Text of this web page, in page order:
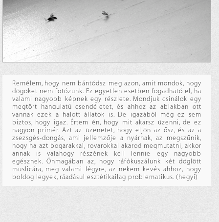
Remélem, hogy nem bántódsz meg azon, amit mondok, hogy
dögöket nem fotózunk. Ez egyetlen esetben fogadható el, ha
valami nagyobb képnek egy részlete. Mondjuk csinálok egy
megtört hangulatú csendéletet, és ahhoz az ablakban ott
vannak ezek a halott állatok is. De igazából még ez sem
biztos, hogy igaz. Értem én, hogy mit akarsz üzenni, de ez
nagyon primér. Azt az üzenetet, hogy eljön az ősz, és az a
zsezsgés-dongás, ami jellemzője a nyárnak, az megszűnik,
hogy ha azt bogarakkal, rovarokkal akarod megmutatni, akkor
annak is valahogy részének kell lennie egy nagyobb
egésznek. Önmagában az, hogy ráfókuszálunk két döglött
muslicára, meg valami légyre, az nekem kevés ahhoz, hogy
boldog legyek, ráadásul esztétikailag problematikus. (hegyi)